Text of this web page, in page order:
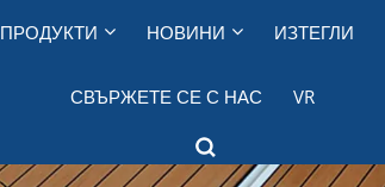
ПРОДУКТИ НОВИНИ ИЗТЕГЛИ
СВЪРЖЕТЕ СЕ С НАС VR